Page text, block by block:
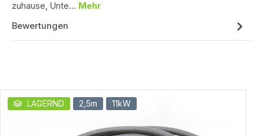
zuhause, Unte… Mehr
Bewertungen
Produktgalerie überspringen
LAGERND 2,5m 11kW